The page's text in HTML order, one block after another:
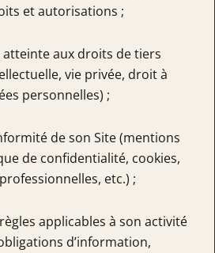
et autorisations ;
aux droits de tiers
vie privée, droit à
personnelles) ;
de son Site (mentions
de confidentialité, cookies,
etc.) ;
applicables à son activité
d’information,